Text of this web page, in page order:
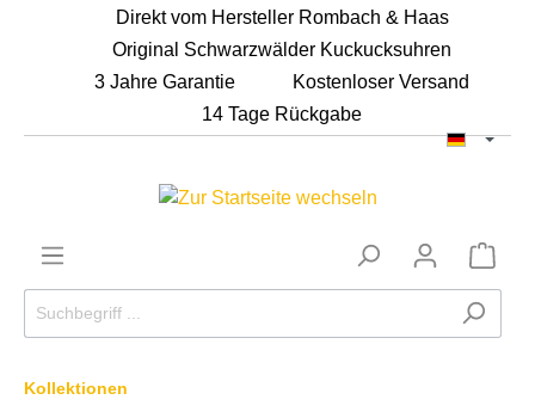
Direkt vom Hersteller Rombach & Haas
Original Schwarzwälder Kuckucksuhren
3 Jahre Garantie
Kostenloser Versand
14 Tage Rückgabe
Kollektionen